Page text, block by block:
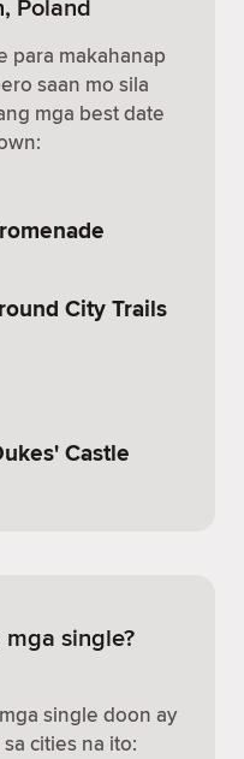
para makahanap
saan mo sila
mga best date
City Trails
Castle
single?
single doon ay
cities na ito: